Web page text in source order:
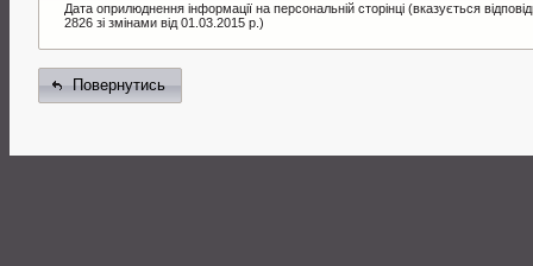
Дата оприлюднення інформації на персональній сторінці (вказується
2826 зі змінами від 01.03.2015 р.)
Повернутись